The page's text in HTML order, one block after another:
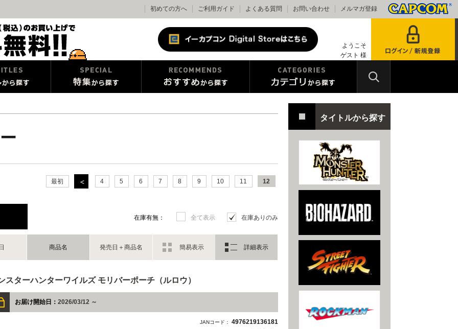
初めての方へ ご利用ガイド よくある質問 お問い合わせ メルマガ登録
ようこそ
ゲスト 様
最初 4 5 6 7 8 9 10 11 12
在庫有無： 全て表示 在庫ありのみ
商品名 発売日＋商品名 簡易表示 詳細表示
スターハンターワイルズ モリバーポーチ（ルロウ）
お届け開始日： 2026/03/12 ～
JANコード： 4976219136181
タイトルから探す